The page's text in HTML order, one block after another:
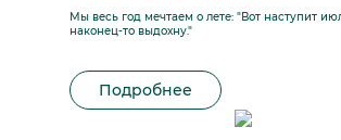
Мы весь год мечтаем о лете: "Вот наступит
наконец-то выдохну."
Подробнее